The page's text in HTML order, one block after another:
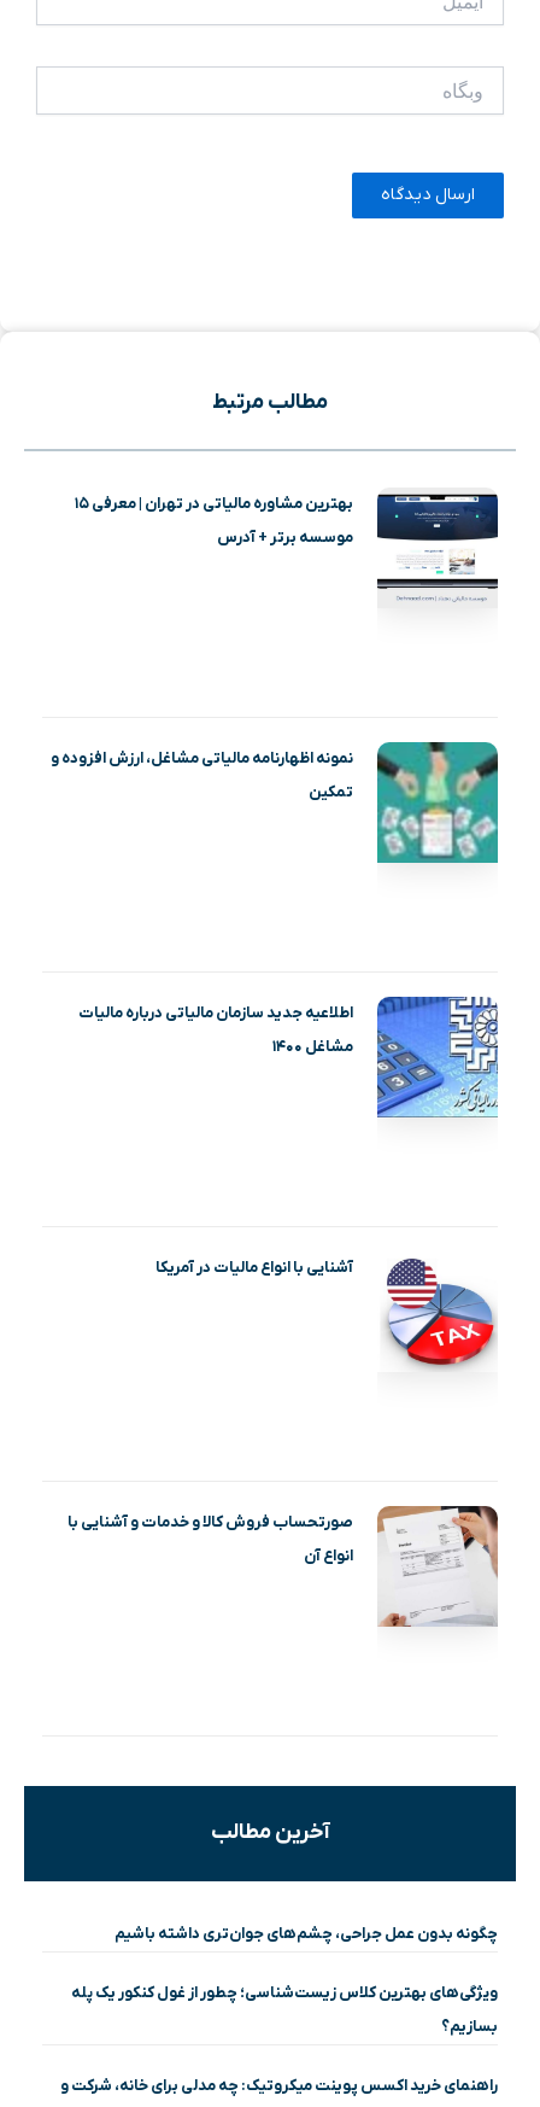
مطالب مرتبط
بهترین مشاوره مالیاتی در تهران | معرفی ۱۵
موسسه برتر + آدرس
نمونه اظهارنامه مالیاتی مشاغل، ارزش افزوده و
تمکین
اطلاعیه جدید سازمان مالیاتی درباره مالیات
مشاغل ۱۴۰۰
آشنایی با انواع مالیات در آمریکا
صورتحساب فروش کالا و خدمات و آشنایی با
انواع آن
آخرین مطالب
چگونه بدون عمل جراحی، چشم‌های جوان‌تری داشته باشیم
ویژگی‌های بهترین کلاس زیست‌شناسی؛ چطور از غول کنکور یک پله
بسازیم؟
راهنمای خرید اکسس پوینت میکروتیک: چه مدلی برای خانه، شرکت و